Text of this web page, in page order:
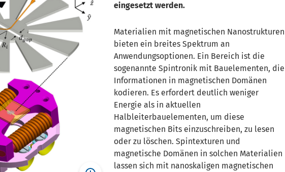
eingesetzt werden.
Materialien mit magnetischen Nanostrukturen
bieten ein breites Spektrum an
Anwendungsoptionen. Ein Bereich ist die
sogenannte Spintronik mit Bauelementen, die
Informationen in magnetischen Domänen
kodieren. Es erfordert deutlich weniger
Energie als in aktuellen
Halbleiterbauelementen, um diese
magnetischen Bits einzuschreiben, zu lesen
oder zu löschen. Spintexturen und
magnetische Domänen in solchen Materialien
lassen sich mit nanoskaligen magnetischen